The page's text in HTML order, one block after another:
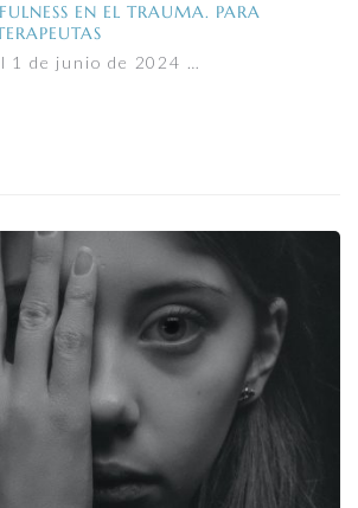
EN EL TRAUMA. PARA
1 de junio de 2024 …